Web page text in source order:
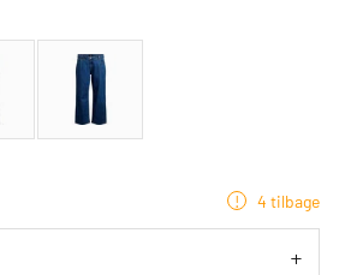
4 tilbage